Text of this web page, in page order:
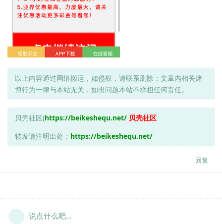
以上内容通过网络搬运，如侵权，请联系删除；文章内相关赌
博行为一律与本站无关，如出问题本站不承担任何责任。
贝壳社区(https://beikeshequ.net/ 贝壳社区
转发请注明出处： https://beikeshequ.net/
回复
说点什么吧...